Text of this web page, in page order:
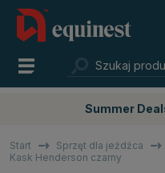
Summer
Start Sprzęt dla jeźdźca
Kask Henderson czarny